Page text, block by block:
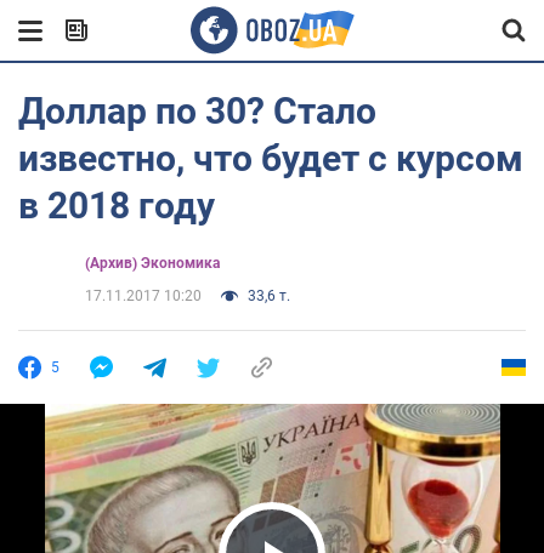
Доллар по 30? Стало
известно, что будет с курсом
в 2018 году
(Архив) Экономика
17.11.2017 10:20
33,6 т.
5